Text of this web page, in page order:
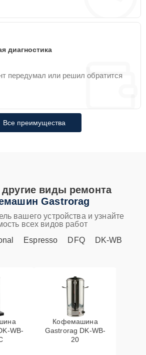
диагностика
передумал или решил обратится
Все преимущества
виды ремонта
Gastrorag
вашего устройства и узнайте
всех видов работ
Espresso DFQ DK-WB
WB-
Кофемашина
Gastrorag DK-WB-
20